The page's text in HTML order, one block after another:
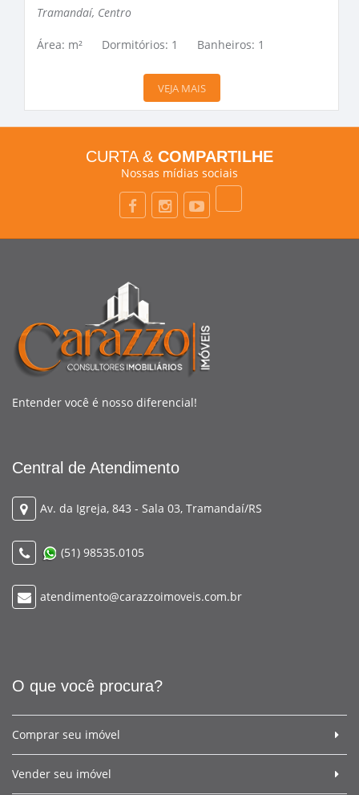
Tramandaí, Centro
Área: m² Dormitórios: 1 Banheiros: 1
VEJA MAIS
CURTA & COMPARTILHE
Nossas mídias sociais
Entender você é nosso diferencial!
Central de Atendimento
Av. da Igreja, 843 - Sala 03, Tramandaí/RS
(51) 98535.0105
atendimento@carazzoimoveis.com.br
O que você procura?
Comprar seu imóvel
Vender seu imóvel